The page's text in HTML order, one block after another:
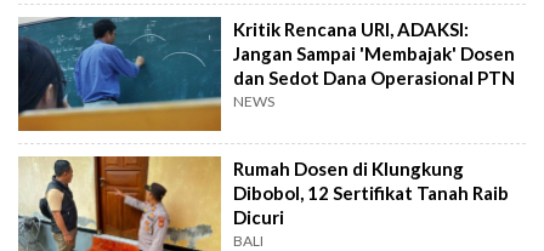
Kritik Rencana URI, ADAKSI:
Jangan Sampai 'Membajak' Dosen
dan Sedot Dana Operasional PTN
NEWS
Rumah Dosen di Klungkung
Dibobol, 12 Sertifikat Tanah Raib
Dicuri
BALI